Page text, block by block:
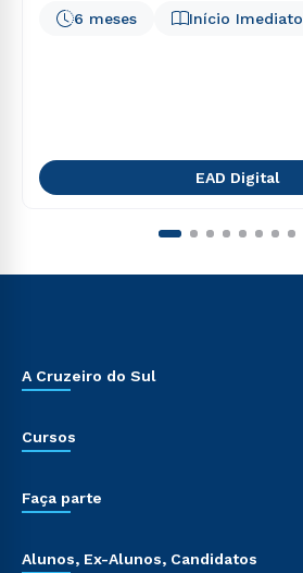
Início Imediato
6 meses
EAD Digital
A Cruzeiro do Sul
Cursos
Faça parte
Alunos, Ex-Alunos, Candidatos